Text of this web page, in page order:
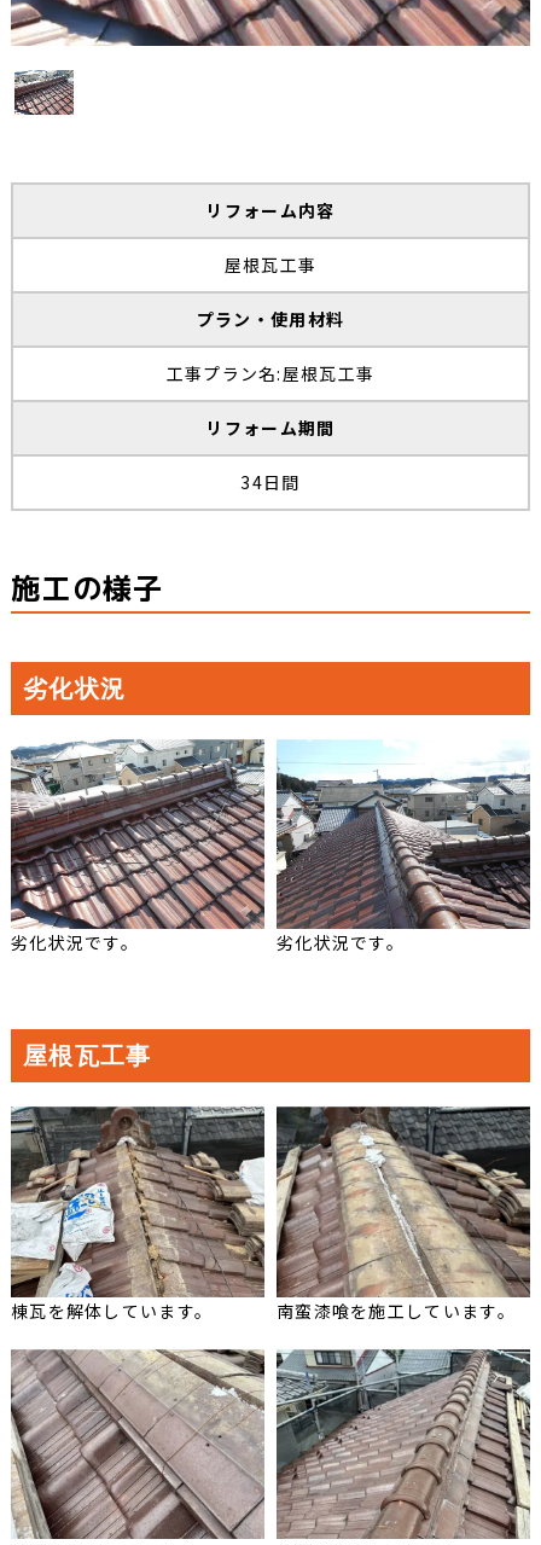
リフォーム内容
屋根瓦工事
プラン・使用材料
工事プラン名:屋根瓦工事
リフォーム期間
34日間
施工の様子
劣化状況
劣化状況です。 劣化状況です。
屋根瓦工事
棟瓦を解体しています。 南蛮漆喰を施工しています。